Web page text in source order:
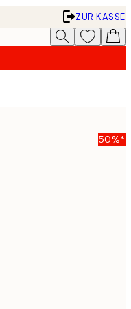
ZUR KASSE
50%*